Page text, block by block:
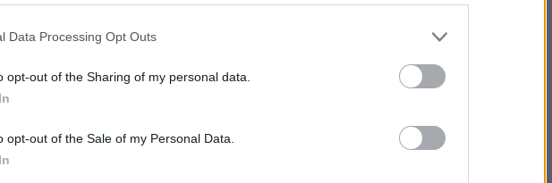
Data Processing Opt Outs
opt-out of the Sharing of my personal data.
opt-out of the Sale of my Personal Data.
których mówi list motu proprio Pawła VI
i katechety – KAI], należeć będzie do
zadań konferencji episkopatu. Wejdą one w życie
i zgodnie z potrzebami ewangelizacji na ich